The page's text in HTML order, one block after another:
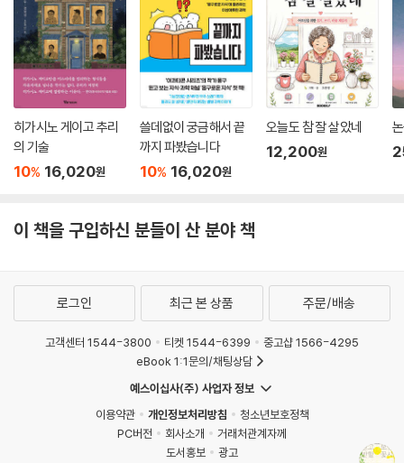
처럼 반짝이네”라며 박꽃을 밤하늘에 빛나는 별들에 비유하기도 했는데,
이런 시들을 통해 선인들의 섬세한 관찰력과 재기발랄한 감성을 엿볼 수
있다.
‘꽃시’에서 읽는 옛사람들의 마음
가여워라, 향기 머금고 푸른 바다 굽어보는데,
누가 붉은 난간 아래 옮겨 심을까?
무릇 초목과는 다른 품격이거늘
골품의 벽을 넘지 못했던 한이 서려 있다.
한편, 제주도로 유배 간 추사 김정희는 한양에서 그렇게도 귀한 취급을 받
던 수선화가 제주도에는 지천에 널려 있어 백성들에게 파헤침을 당하고 수
모를 받는 모습에서 자신의 가련한 처지를 발견하기도 한다. 그러나 수선
한 제주도까지 밀려온 자신 또한 고결한 기품을 간직한 신선의 풍모를 잃
지 않겠다고 스스로에게 거듭 다짐하고 있다.
히가시노 게이고 추리
의 기술
10% 16,020원
쓸데없이 궁금해서 끝
까지 파봤습니다
10% 16,020원
오늘도 참 잘 살았네
12,200원
이 책을 구입하신 분들이 산 분야 책
로그인 최근 본 상품 주문/배송
고객센터 1544-3800 티켓 1544-6399
중고샵 1566-4295
eBook 1:1문의/채팅상담
예스이십사(주) 사업자 정보
이용약관
개인정보처리방침
청소년보호정책
PC버전
회사소개
거래처관계자께
도서홍보
광고